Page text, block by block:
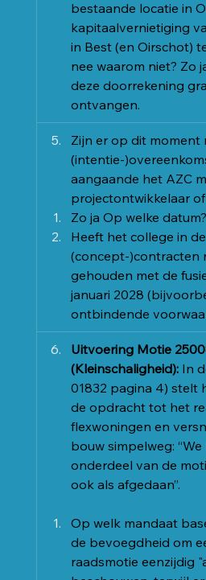
bestaande locatie in
kapitaalvernietiging
in Best (en Oirschot)
nee waarom niet? Zo
deze doorrekening
ontvangen.
Zijn er op dit moment
(intentie-
aangaande het AZC
projectontwikkelaar
Zo ja Op welke datum?
Heeft het college in de
(concept-)contracten
gehouden met de
januari 2028
ontbindende
Uitvoering Motie
(Kleinschaligheid): In
01832 pagina 4) stelt
de opdracht tot het
flexwoningen en
bouw simpelweg:
onderdeel van de
ook als afgedaan”.
Op welk mandaat
de bevoegdheid om
raadsmotie eenzijdig